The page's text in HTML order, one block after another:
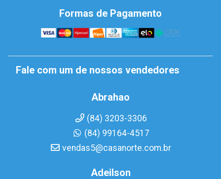
Formas de Pagamento
Fale com um de nossos vendedores
Abrahao
(84) 3203-3306
(84) 99164-4517
vendas5@casanorte.com.br
Adeilson